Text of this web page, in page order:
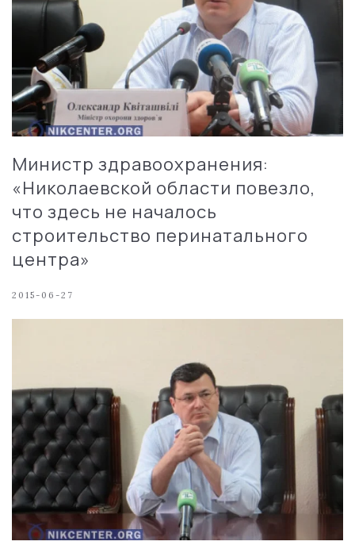
Министр здравоохранения:
«Николаевской области повезло,
что здесь не началось
строительство перинатального
центра»
2015-06-27